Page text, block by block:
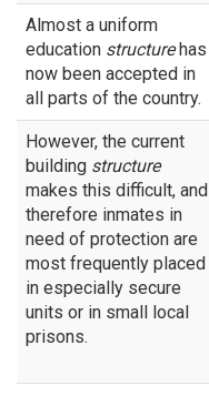
Almost a uniform
education structurehas
now been accepted in
all parts of the country.
However, the current
building structure
makes this difficult, and
therefore inmates in
need of protection are
most frequently placed
in especially secure
units or in small local
prisons.